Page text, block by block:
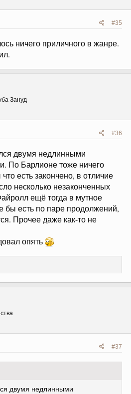
#35
ничего приличного в жанре.
Зануд
#36
двумя недлинными
По Барлионе тоже ничего
есть закончено, в отличие
несколько незаконченных
ещё тогда в мутное
бы есть по паре продолжений,
Прочее даже как-то не
опять
#37
двумя недлинными